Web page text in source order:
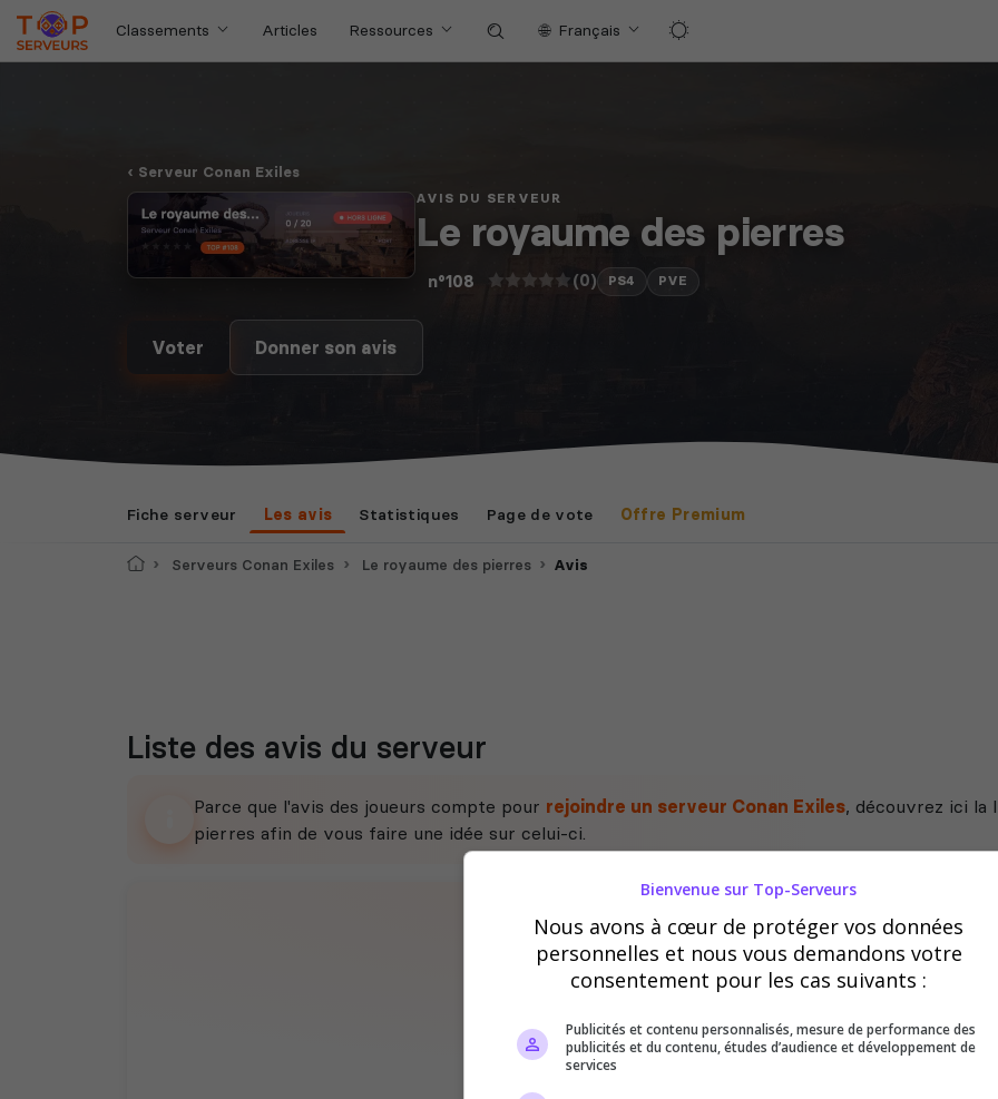
Classements Articles Ressources Français
Serveur Conan Exiles
AVIS DU SERVEUR
Le royaume des pierres
n°108 (0) PS4 PVE
Voter Donner son avis
Fiche serveur Les avis Statistiques Page de vote Offre Premium
AccueilServeurs Conan Exiles Le royaume des pierres Avis
Liste des avis du serveur
Parce que l'avis des joueurs compte pour rejoindre un serveur Conan Exiles, découvrez ici la
pierres afin de vous faire une idée sur celui-ci.
Il n'y a pas encore d'avis sur ce serveur.
Staff du serveur
Bienvenue sur Top-Serveurs
Nous avons à cœur de protéger vos données
personnelles et nous vous demandons votre
consentement pour les cas suivants :
Publicités et contenu personnalisés, mesure de performance des
publicités et du contenu, études d’audience et développement de
services